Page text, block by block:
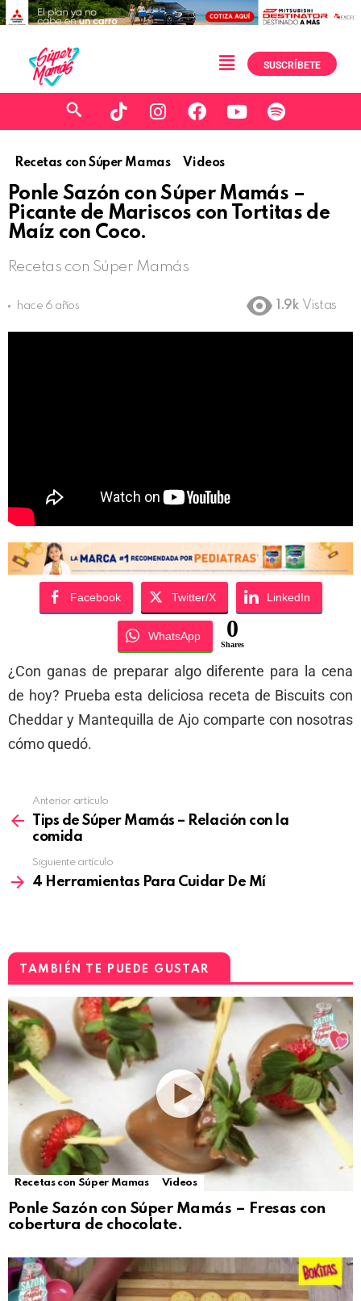
SUSCRÍBETE
Recetas con Súper Mamas Videos
Ponle Sazón con Súper Mamás –
Picante de Mariscos con Tortitas de
Maíz con Coco.
Recetas con Súper Mamás
hace 6 años 1.9k Vistas
Facebook Twitter/X LinkedIn
WhatsApp 0
Shares
¿Con ganas de preparar algo diferente para la cena
de hoy? Prueba esta deliciosa receta de Biscuits con
Cheddar y Mantequilla de Ajo comparte con nosotras
cómo quedó.
Anterior artículo
Tips de Súper Mamás – Relación con la
comida
Siguiente artículo
4 Herramientas Para Cuidar De Mí
TAMBIÉN TE PUEDE GUSTAR
Recetas con Súper Mamas Videos
Ponle Sazón con Súper Mamás – Fresas con
cobertura de chocolate.